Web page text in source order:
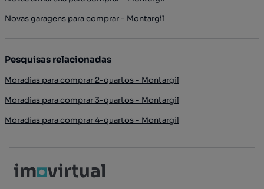
Novas garagens para comprar - Montargil
Pesquisas relacionadas
Moradias para comprar 2-quartos - Montargil
Moradias para comprar 3-quartos - Montargil
Moradias para comprar 4-quartos - Montargil